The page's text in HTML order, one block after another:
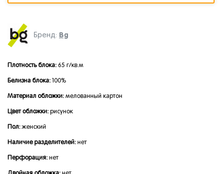
Бренд: Bg
Плотность блока: 65 г/кв.м
Белизна блока: 100%
Материал обложки: мелованный картон
Цвет обложки: рисунок
Пол: женский
Наличие разделителей: нет
Перфорация: нет